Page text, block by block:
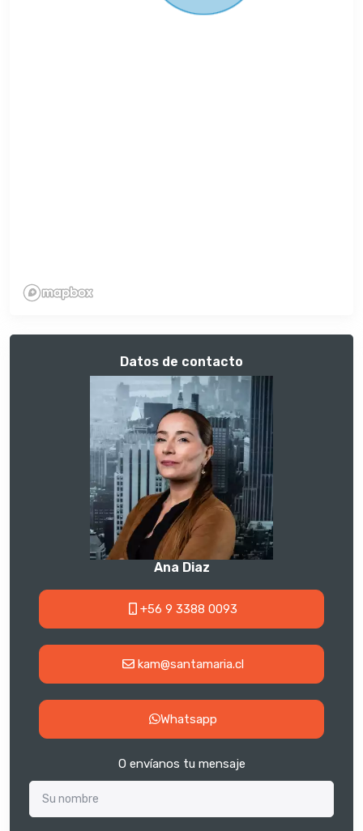
Datos de contacto
Ana Diaz
+56 9 3388 0093
kam@santamaria.cl
Whatsapp
O envíanos tu mensaje